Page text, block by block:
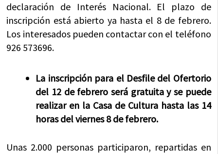
declaración de Interés Nacional. El plazo de
inscripción está abierto ya hasta el 8 de febrero.
Los interesados pueden contactar con el teléfono
926 573696.
La inscripción para el Desfile del Ofertorio
del 12 de febrero será gratuita y se puede
realizar en la Casa de Cultura hasta las 14
horas del viernes 8 de febrero.
Unas 2.000 personas participaron, repartidas en